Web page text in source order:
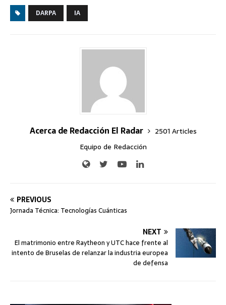
DARPA IA
Acerca de Redacción El Radar
2501 Articles
Equipo de Redacción
PREVIOUS
Jornada Técnica: Tecnologías Cuánticas
NEXT
El matrimonio entre Raytheon y UTC hace frente al
intento de Bruselas de relanzar la industria europea
de defensa